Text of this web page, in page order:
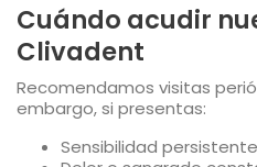
Cuándo acudir
Clivadent
Recomendamos visitas
embargo, si presentas:
Sensibilidad persistente